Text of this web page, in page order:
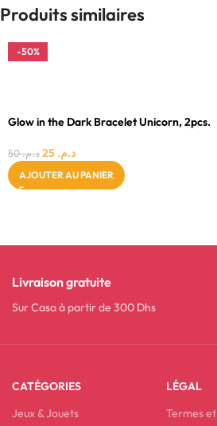
Produits similaires
-50%
Glow in the Dark Bracelet Unicorn, 2pcs.
د.م.50 د.م.
AJOUTER AU PANIER
Livraison gratuite
Sur Casa à partir de 300 Dhs
CATÉGORIES
Jeux & Jouets
LÉGAL
Termes